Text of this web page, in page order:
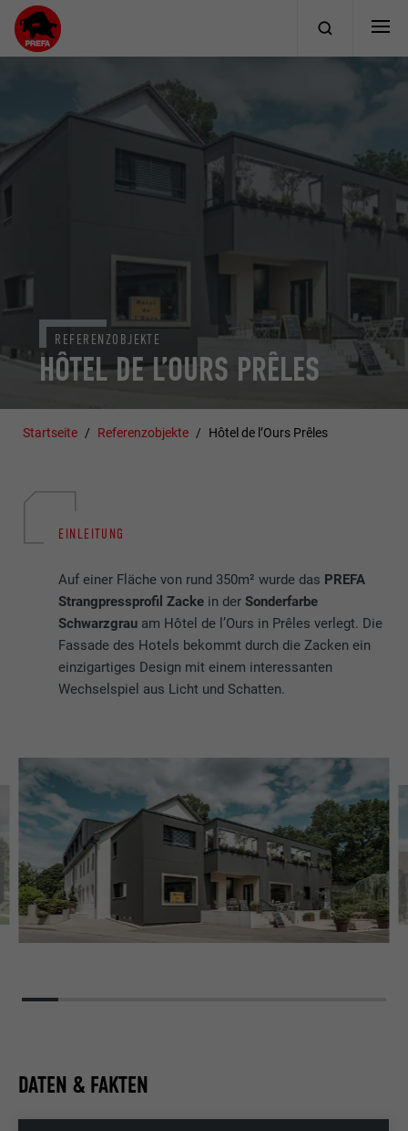
HÔTEL DE L’OURS PRÊLES
REFERENZOBJEKTE
Startseite Referenzobjekte Hôtel de l’Ours Prêles
EINLEITUNG
Auf einer Fläche von rund 350m² wurde das PREFA
Strangpressprofil Zacke in derSonderfarbe
Schwarzgrau am Hôtel de l’Ours in Prêles verlegt. Die
Fassade des Hotels bekommt durch die Zacken ein
einzigartiges Design mit einem interessanten
Wechselspiel aus Licht und Schatten.
DATEN & FAKTEN